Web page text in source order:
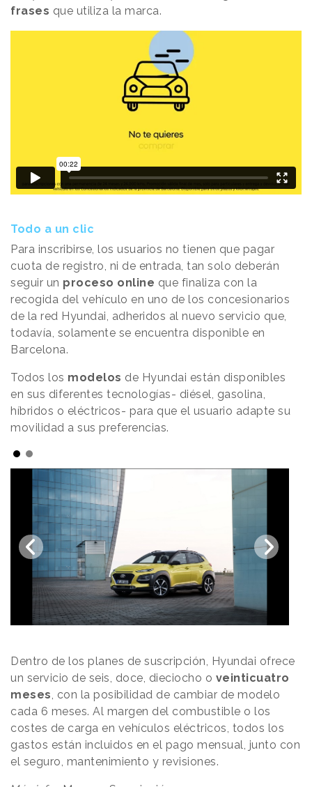
frases que utiliza la marca.
Todo a un clic
Para inscribirse, los usuarios no tienen que pagar
cuota de registro, ni de entrada, tan solo deberán
seguir un proceso online que finaliza con la
recogida del vehículo en uno de los concesionarios
de la red Hyundai, adheridos al nuevo servicio que,
todavía, solamente se encuentra disponible en
Barcelona.
Todos los modelos de Hyundai están disponibles
en sus diferentes tecnologías- diésel, gasolina,
híbridos o eléctricos- para que el usuario adapte su
movilidad a sus preferencias.
Dentro de los planes de suscripción, Hyundai ofrece
un servicio de seis, doce, dieciocho o veinticuatro
meses, con la posibilidad de cambiar de modelo
cada 6 meses. Al margen del combustible o los
costes de carga en vehículos eléctricos, todos los
gastos están incluidos en el pago mensual, junto con
el seguro, mantenimiento y revisiones.